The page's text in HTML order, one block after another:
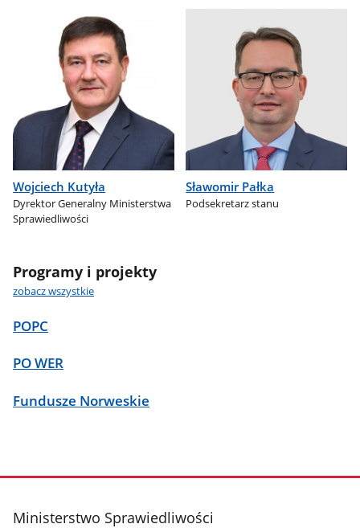
Wojciech Kutyła
Dyrektor Generalny Ministerstwa
Sprawiedliwości
Sławomir Pałka
Podsekretarz stanu
Programy i projekty
zobacz wszystkie
POPC
PO WER
Fundusze Norweskie
stopka
Ministerstwo Sprawiedliwości